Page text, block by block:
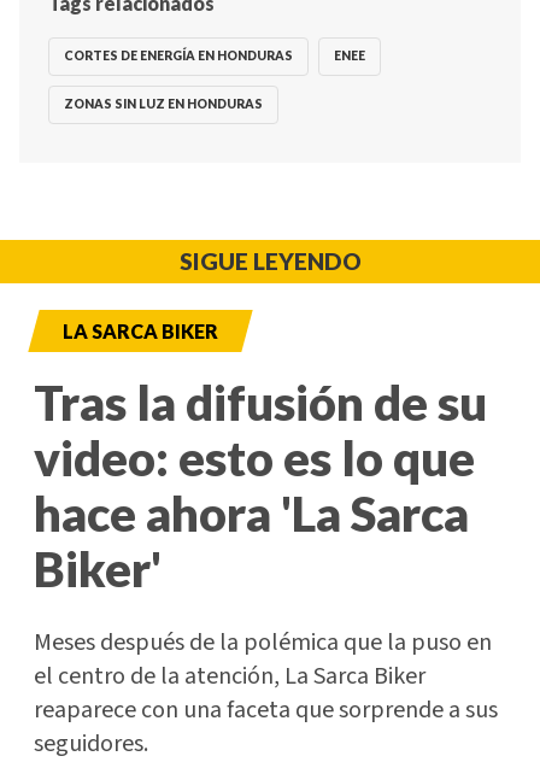
CORTES DE ENERGÍA EN HONDURAS ENEE
ZONAS SIN LUZ EN HONDURAS
SIGUE LEYENDO
LA SARCA BIKER
Tras la difusión de su
video: esto es lo que
hace ahora 'La Sarca
Biker'
Meses después de la polémica que la puso en
el centro de la atención, La Sarca Biker
reaparece con una faceta que sorprende a sus
seguidores.